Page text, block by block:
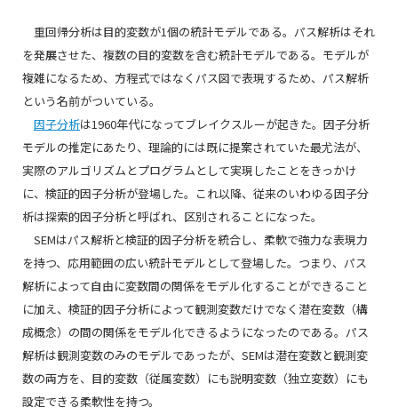
重回帰分析は目的変数が1個の統計モデルである。パス解析はそれ
を発展させた、複数の目的変数を含む統計モデルである。モデルが
複雑になるため、方程式ではなくパス図で表現するため、パス解析
という名前がついている。
因子分析は1960年代になってブレイクスルーが起きた。因子分析
モデルの推定にあたり、理論的には既に提案されていた最尤法が、
実際のアルゴリズムとプログラムとして実現したことをきっかけ
に、検証的因子分析が登場した。これ以降、従来のいわゆる因子分
析は探索的因子分析と呼ばれ、区別されることになった。
SEMはパス解析と検証的因子分析を統合し、柔軟で強力な表現力
を持つ、応用範囲の広い統計モデルとして登場した。つまり、パス
解析によって自由に変数間の関係をモデル化することができること
に加え、検証的因子分析によって観測変数だけでなく潜在変数（構
成概念）の間の関係をモデル化できるようになったのである。パス
解析は観測変数のみのモデルであったが、SEMは潜在変数と観測変
数の両方を、目的変数（従属変数）にも説明変数（独立変数）にも
設定できる柔軟性を持つ。